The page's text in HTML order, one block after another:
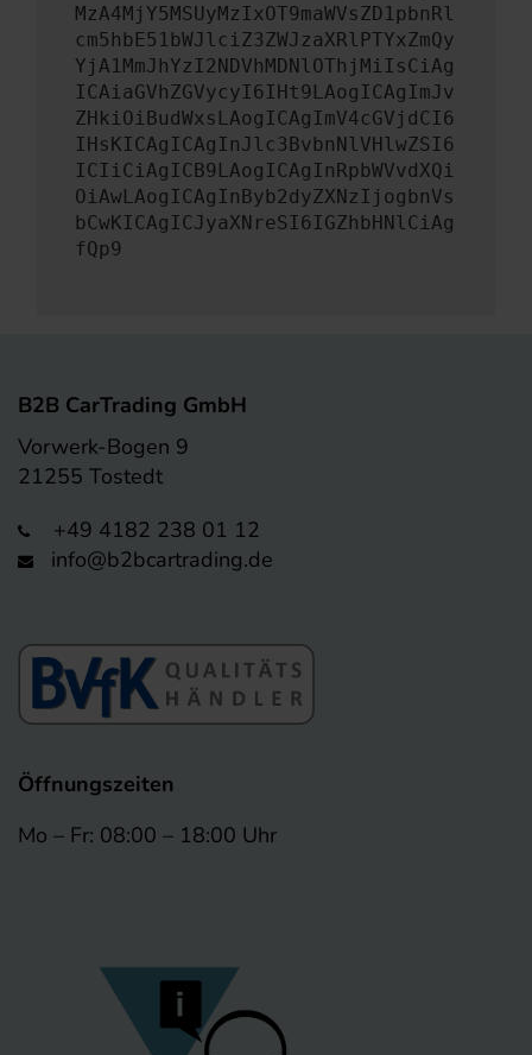
MzA4MjY5MSUyMzIxOT9maWVsZD1pbnRl
cm5hbE51bWJlciZ3ZWJzaXRlPTYxZmQy
YjA1MmJhYzI2NDVhMDNlOThjMiIsCiAg
ICAiaGVhZGVycyI6IHt9LAogICAgImJv
ZHkiOiBudWxsLAogICAgImV4cGVjdCI6
IHsKICAgICAgInJlc3BvbnNlVHlwZSI6
ICIiCiAgICB9LAogICAgInRpbWVvdXQi
OiAwLAogICAgInByb2dyZXNzIjogbnVs
bCwKICAgICJyaXNreSI6IGZhbHNlCiAg
fQp9
B2B CarTrading GmbH
Vorwerk-Bogen 9
21255 Tostedt
+49 4182 238 01 12
info@b2bcartrading.de
Öffnungszeiten
Mo – Fr: 08:00 – 18:00 Uhr